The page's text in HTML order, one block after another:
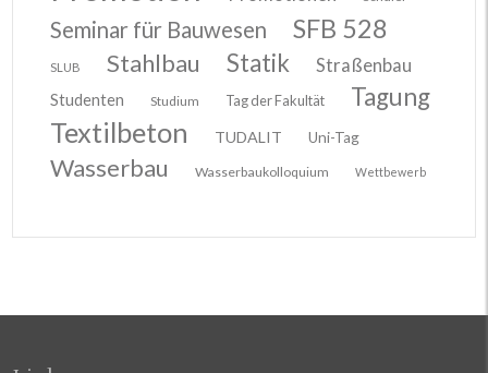
Seminar für Bauwesen SFB 528
SLUB Stahlbau Statik Straßenbau
Studenten Studium Tag der Fakultät Tagung
Textilbeton TUDALIT Uni-Tag
Wasserbau Wasserbaukolloquium Wettbewerb